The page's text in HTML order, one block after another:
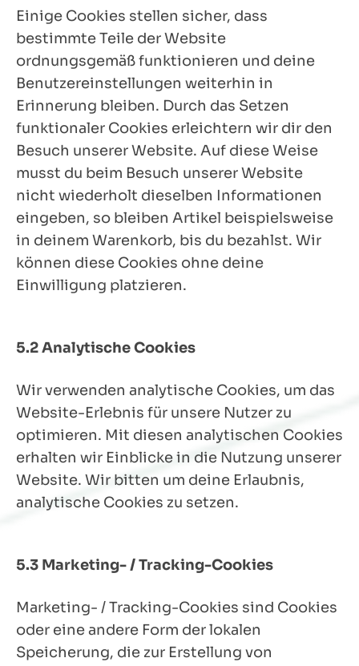
Einige Cookies stellen sicher, dass
bestimmte Teile der Website
ordnungsgemäß funktionieren und deine
Benutzereinstellungen weiterhin in
Erinnerung bleiben. Durch das Setzen
funktionaler Cookies erleichtern wir dir den
Besuch unserer Website. Auf diese Weise
musst du beim Besuch unserer Website
nicht wiederholt dieselben Informationen
eingeben, so bleiben Artikel beispielsweise
in deinem Warenkorb, bis du bezahlst. Wir
können diese Cookies ohne deine
Einwilligung platzieren.
5.2 Analytische Cookies
Wir verwenden analytische Cookies, um das
Website-Erlebnis für unsere Nutzer zu
optimieren. Mit diesen analytischen Cookies
erhalten wir Einblicke in die Nutzung unserer
Website. Wir bitten um deine Erlaubnis,
analytische Cookies zu setzen.
5.3 Marketing- / Tracking-Cookies
Marketing- / Tracking-Cookies sind Cookies
oder eine andere Form der lokalen
Speicherung, die zur Erstellung von